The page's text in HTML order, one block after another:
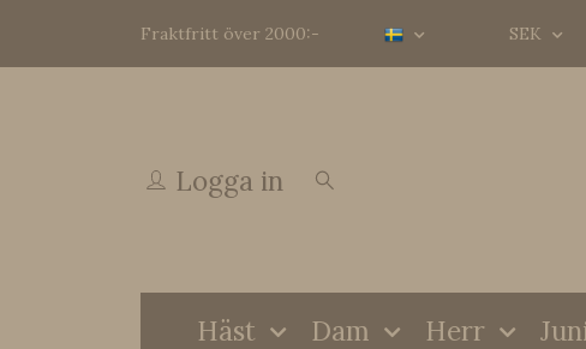
Fraktfritt över 2000:- SEK
Logga in
Häst Dam Herr